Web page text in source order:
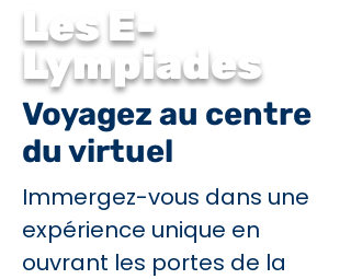
Les E-
Lympiades
Voyagez au centre
du virtuel
Immergez-vous dans une
expérience unique en
ouvrant les portes de la